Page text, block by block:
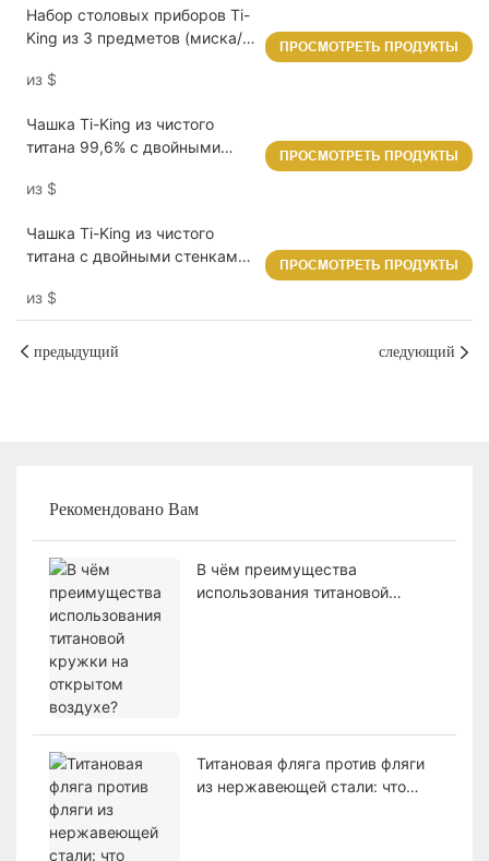
Набор столовых приборов Ti-
King из 3 предметов (миска/
титана 99,6%, одностенная
обработка, для кемпинга,
пеших прогулок, путешествий,
модель
4
из $
ПРОСМОТРЕТЬ ПРОДУКТЫ
Чашка Ti-King из чистого
титана 99,6% с двойными
ручкой (120–450 мл),
объема, для использования
на открытом воздухе и
TK200220D/TK200221D/TK191
из $
ПРОСМОТРЕТЬ ПРОДУКТЫ
Чашка Ti-King из чистого
титана с двойными стенками
обработка, фиксированная
ручка, сохранение тепла, для
кофе/чая, для ежедневного
из $
ПРОСМОТРЕТЬ ПРОДУКТЫ
предыдущий следующий
Рекомендовано Вам
В чём преимущества
использования титановой
Титановая фляга против фляги
из нержавеющей стали: что